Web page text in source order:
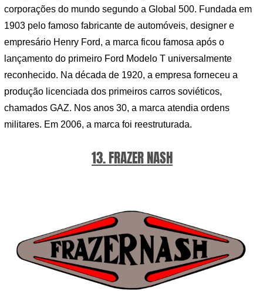
corporações do mundo segundo a Global 500. Fundada em
1903 pelo famoso fabricante de automóveis, designer e
empresário Henry Ford, a marca ficou famosa após o
lançamento do primeiro Ford Modelo T universalmente
reconhecido. Na década de 1920, a empresa forneceu a
produção licenciada dos primeiros carros soviéticos,
chamados GAZ. Nos anos 30, a marca atendia ordens
militares. Em 2006, a marca foi reestruturada.
13. FRAZER NASH